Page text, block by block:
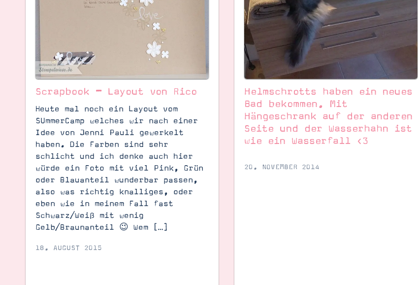
Suche Impressum Datenschutz
SUCHE
Scrapbook – Layout von Rico
Heute mal noch ein Layout vom
SUmmerCamp welches wir nach einer
Idee von Jenni Pauli gewerkelt
haben. Die Farben sind sehr
schlicht und ich denke auch hier
würde ein Foto mit viel Pink, Grün
oder Blauanteil wunderbar passen,
also was richtig knalliges, oder
eben wie in meinem Fall fast
Schwarz/Weiß mit wenig
Gelb/Braunanteil 😉 Wem […]
18. AUGUST 2015
Helmschrotts haben ein neues
Bad bekommen. Mit
Hängeschrank auf der anderen
Seite und der Wasserhahn ist
wie ein Wasserfall <3
20. NOVEMBER 2014